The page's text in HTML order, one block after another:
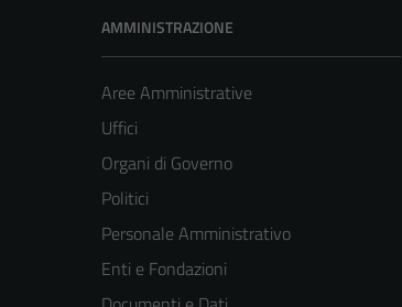
AMMINISTRAZIONE
Aree Amministrative
Uffici
Organi di Governo
Politici
Personale Amministrativo
Enti e Fondazioni